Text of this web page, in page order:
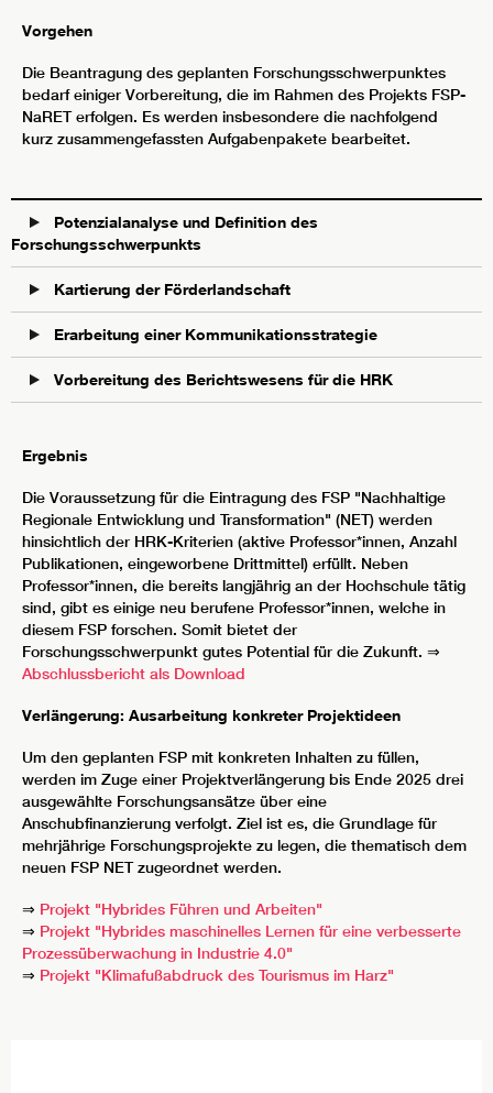
Vorgehen
Die Beantragung des geplanten Forschungsschwerpunktes
bedarf einiger Vorbereitung, die im Rahmen des Projekts FSP-
NaRET erfolgen. Es werden insbesondere die nachfolgend
kurz zusammengefassten Aufgabenpakete bearbeitet.
Potenzialanalyse und Definition des
Forschungsschwerpunkts
Kartierung der Förderlandschaft
Erarbeitung einer Kommunikationsstrategie
Vorbereitung des Berichtswesens für die HRK
Ergebnis
Die Voraussetzung für die Eintragung des FSP "Nachhaltige
Regionale Entwicklung und Transformation" (NET) werden
hinsichtlich der HRK-Kriterien (aktive Professor*innen, Anzahl
Publikationen, eingeworbene Drittmittel) erfüllt. Neben
Professor*innen, die bereits langjährig an der Hochschule tätig
sind, gibt es einige neu berufene Professor*innen, welche in
diesem FSP forschen. Somit bietet der
Forschungsschwerpunkt gutes Potential für die Zukunft. ⇒
Abschlussbericht als Download
Verlängerung: Ausarbeitung konkreter Projektideen
Um den geplanten FSP mit konkreten Inhalten zu füllen,
werden im Zuge einer Projektverlängerung bis Ende 2025 drei
ausgewählte Forschungsansätze über eine
Anschubfinanzierung verfolgt. Ziel ist es, die Grundlage für
mehrjährige Forschungsprojekte zu legen, die thematisch dem
neuen FSP NET zugeordnet werden.
⇒ Projekt "Hybrides Führen und Arbeiten"
⇒ Projekt "Hybrides maschinelles Lernen für eine verbesserte
Prozessüberwachung in Industrie 4.0"
⇒ Projekt "Klimafußabdruck des Tourismus im Harz"